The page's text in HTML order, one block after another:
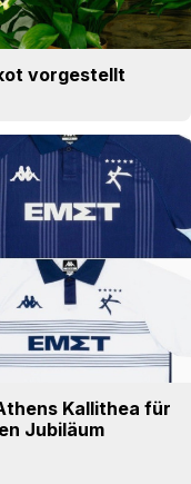
vorgestellt
Kallithea für
Jubiläum